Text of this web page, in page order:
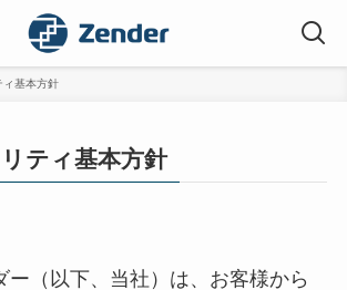
ィ基本方針
ティ基本方針
ー（以下、当社）は、お客様から